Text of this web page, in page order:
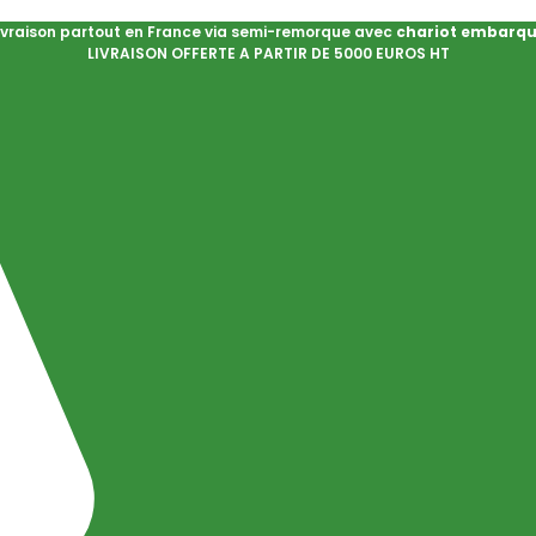
partout en France via semi-remorque avec chariot
LIVRAISON OFFERTE A PARTIR DE 5000 EUROS HT